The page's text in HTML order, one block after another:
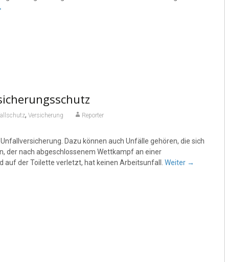
, Versicherung Reporter
Dazu können auch Unfälle gehören, die sich
der nach abgeschlossenem Wettkampf an einer
der Toilette verletzt, hat keinen Arbeitsunfall. Weiter →